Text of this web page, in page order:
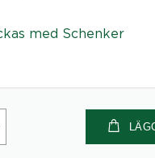
med Schenker